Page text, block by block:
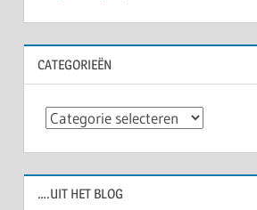
CATEGORIEËN
Categorieën
….UIT HET BLOG